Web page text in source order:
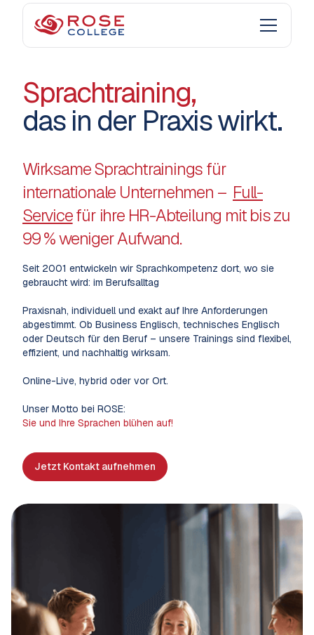
Sprachtraining,
das in der Praxis wirkt.
Wirksame Sprachtrainings für
internationale Unternehmen – Full-
Servicefür ihre HR-Abteilung mit bis zu
99 % weniger Aufwand.
Seit 2001 entwickeln wir Sprachkompetenz dort, wo sie
gebraucht wird: im Berufsalltag
Praxisnah, individuell und exakt auf Ihre Anforderungen
abgestimmt. Ob Business Englisch, technisches Englisch
oder Deutsch für den Beruf – unsere Trainings sind flexibel,
effizient, und nachhaltig wirksam.
Online-Live, hybrid oder vor Ort.
Unser Motto bei ROSE:
Sie und Ihre Sprachen blühen auf!
Jetzt Kontakt aufnehmen